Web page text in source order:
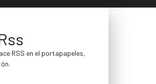
RSS en el portapapeles,